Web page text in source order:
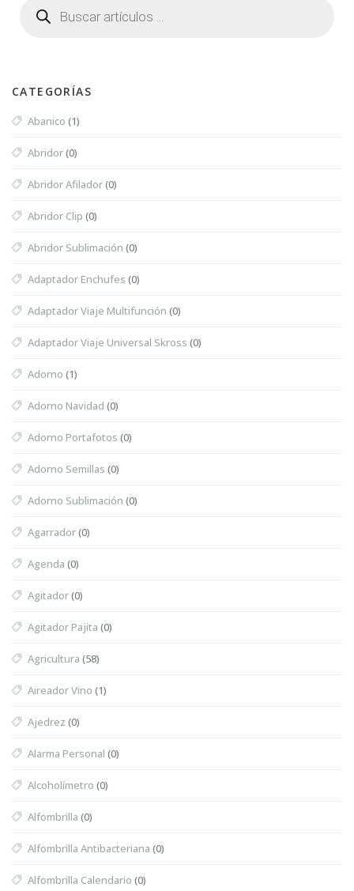
CATEGORÍAS
Abanico (1)
Abridor(0)
Abridor Afilador(0)
Abridor Clip (0)
Abridor Sublimación (0)
Adaptador Enchufes (0)
Adaptador Viaje Multifunción (0)
Adaptador Viaje Universal Skross (0)
Adorno (1)
Adorno Navidad (0)
Adorno Portafotos (0)
Adorno Semillas (0)
Adorno Sublimación (0)
Agarrador(0)
Agenda (0)
Agitador(0)
Agitador Pajita (0)
Agricultura (58)
Aireador Vino (1)
Ajedrez (0)
Alarma Personal (0)
Alcoholímetro (0)
Alfombrilla (0)
Alfombrilla Antibacteriana (0)
Alfombrilla Calendario (0)